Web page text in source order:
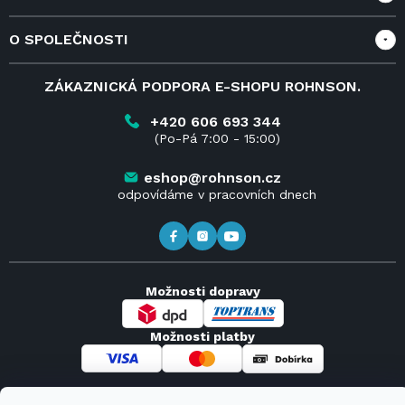
Doprava a služby
Reklamace
Vrácení zboží do 14 dnů
O SPOLEČNOSTI
ZÁKAZNICKÁ PODPORA E-SHOPU ROHNSON.
+420 606 693 344
(Po-Pá 7:00 - 15:00)
eshop@rohnson.cz
odpovídáme v pracovních dnech
Možnosti dopravy
Možnosti platby